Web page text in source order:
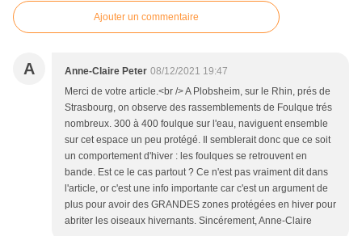
Ajouter un commentaire
A Anne-Claire Peter 08/12/2021 19:47
Merci de votre article.<br /> A Plobsheim, sur le Rhin, prés de
Strasbourg, on observe des rassemblements de Foulque trés
nombreux. 300 à 400 foulque sur l'eau, naviguent ensemble
sur cet espace un peu protégé. Il semblerait donc que ce soit
un comportement d'hiver : les foulques se retrouvent en
bande. Est ce le cas partout ? Ce n'est pas vraiment dit dans
l'article, or c'est une info importante car c'est un argument de
plus pour avoir des GRANDES zones protégées en hiver pour
abriter les oiseaux hivernants. Sincérement, Anne-Claire